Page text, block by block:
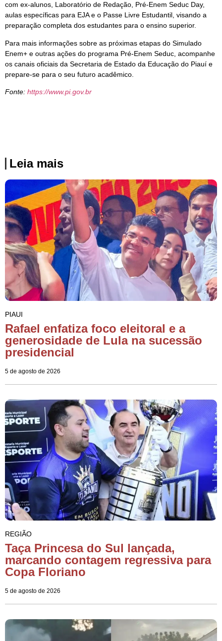
com ex-alunos, Laboratório de Redação, Pré-Enem Seduc Day,
aulas específicas para EJA e o Passe Livre Estudantil, visando a
preparação completa dos estudantes para o ensino superior.
Para mais informações sobre as próximas etapas do Simulado
Enem+ e outras ações do programa Pré-Enem Seduc, acompanhe
os canais oficiais da Secretaria de Estado da Educação do Piauí e
prepare-se para o seu futuro acadêmico.
Fonte: https://www.pi.gov.br
Leia mais
PIAUI
Rafael enfatiza foco eleitoral e a
generosidade de Lula na sucessão
presidencial
5 de agosto de 2026
REGIÃO
Taça Princesa do Sul lançada,
marcando contagem regressiva para
Copa Floriano
5 de agosto de 2026